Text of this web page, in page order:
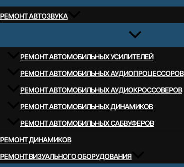
РЕМОНТ АВТОЗВУКА
РЕМОНТ АВТОМОБИЛЬНЫХ УСИЛИТЕЛЕЙ
РЕМОНТ АВТОМОБИЛЬНЫХ АУДИОПРОЦЕССОРОВ
РЕМОНТ АВТОМОБИЛЬНЫХ АУДИОКРОССОВЕРОВ
РЕМОНТ АВТОМОБИЛЬНЫХ ДИНАМИКОВ
РЕМОНТ АВТОМОБИЛЬНЫХ САБВУФЕРОВ
РЕМОНТ ДИНАМИКОВ
РЕМОНТ ВИЗУАЛЬНОГО ОБОРУДОВАНИЯ